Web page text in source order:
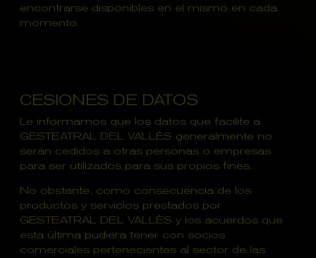
encontrarse disponibles en el mismo en cada
momento.
CESIONES DE DATOS
Le informamos que los datos que facilite a
GESTEATRAL DEL VALLÈS generalmente no
serán cedidos a otras personas o empresas
para ser utilizados para sus propios fines.
No obstante, como consecuencia de los
productos y servicios prestados por
GESTEATRAL DEL VALLÈS y los acuerdos que
esta última pudiera tener con socios
comerciales pertenecientes al sector de las